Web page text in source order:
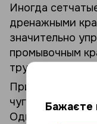
Иногда
дренажными
значительно
промывочным
труде
При
чугунный
Однако, важно
Бажаєте